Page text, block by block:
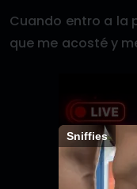
Cuando entro a la
que me acosté y
Sniffies